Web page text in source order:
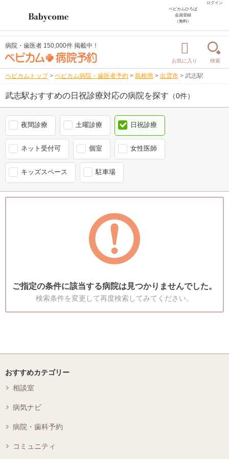
ログイン
ベビカムひろば
会員登録
（無料）
病院・歯医者 150,000件 掲載中！
お気に入り 検索
ベビカムトップ > ベビカム病院・歯医者予約 > 島根県 > 出雲市 > 武志駅
武志駅おすすめの日祝診療対応の病院を探す （0件）
夜間診療 土曜診療 日祝診療
ネット受付可 個室 女性医師
キッズスペース 駐車場
ご指定の条件に該当する病院は見つかりませんでした。
検索条件を変更して再度検索してみてください。
おすすめカテゴリー
相談室
病気ナビ
病院・歯科予約
コミュニティ